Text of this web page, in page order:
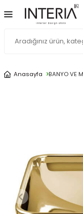
Anasayfa BANYO VE